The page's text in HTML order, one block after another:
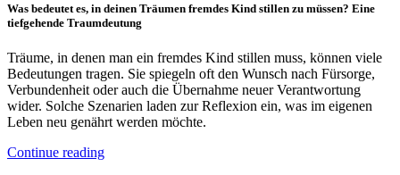
Was bedeutet es, in deinen Träumen fremdes Kind stillen zu müssen? Eine
tiefgehende Traumdeutung
Träume, in denen man ein fremdes Kind stillen muss, können viele
Bedeutungen tragen. Sie spiegeln oft den Wunsch nach Fürsorge,
Verbundenheit oder auch die Übernahme neuer Verantwortung
wider. Solche Szenarien laden zur Reflexion ein, was im eigenen
Leben neu genährt werden möchte.
Continue reading